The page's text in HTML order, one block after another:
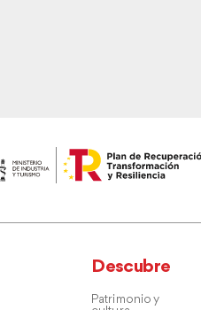
Descubre
Patrimonio y